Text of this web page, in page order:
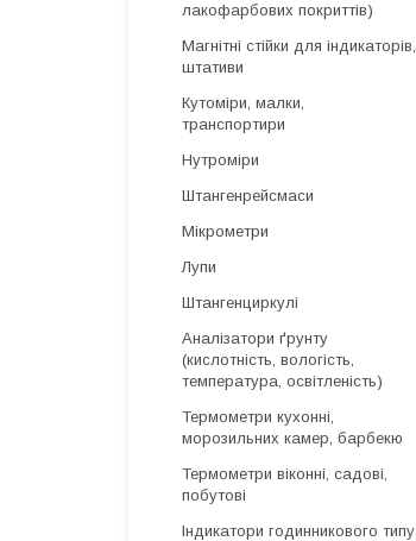
лакофарбових покриттів)
Магнітні стійки для індикаторів,
штативи
Кутоміри, малки,
транспортири
Нутроміри
Штангенрейсмаси
Мікрометри
Лупи
Штангенциркулі
Аналізатори ґрунту
(кислотність, вологість,
температура, освітленість)
Термометри кухонні,
морозильних камер, барбекю
Термометри віконні, садові,
побутові
Індикатори годинникового типу